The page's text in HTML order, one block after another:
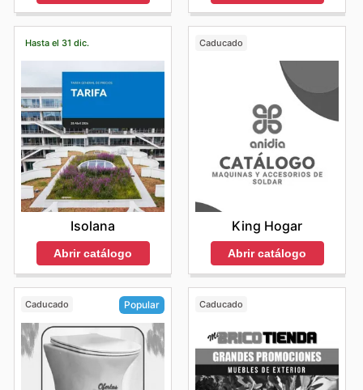
Hasta el 31 dic.
Isolana
Abrir catálogo
Caducado
King Hogar
Abrir catálogo
Caducado Popular Caducado